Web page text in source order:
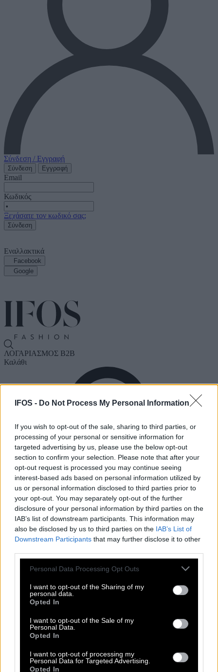
IFOS - Do Not Process My Personal Information
If you wish to opt-out of the sale, sharing to third parties, or
processing of your personal or sensitive information for
targeted advertising by us, please use the below opt-out
section to confirm your selection. Please note that after your
opt-out request is processed you may continue seeing
interest-based ads based on personal information utilized by
us or personal information disclosed to third parties prior to
your opt-out. You may separately opt-out of the further
disclosure of your personal information by third parties on the
IAB’s list of downstream participants. This information may
also be disclosed by us to third parties on the IAB’s List of
Downstream Participants that may further disclose it to other
Please note that this website/app uses one or more Google
not limited to your visit or usage behaviour. You may click to
grant or deny consent to Google and its third-party tags to
use your data for below specified purposes in below Google
consent section.
Personal Data Processing Opt Outs
I want to opt-out of the Sharing of my
personal data.
Opted In
I want to opt-out of the Sale of my
Personal Data.
Opted In
I want to opt-out of processing my
Personal Data for Targeted Advertising.
Opted In
Σύνδεση / Εγγραφή
Σύνδεση Εγγραφή
Email
Κωδικός
Ξεχάσατε τον κωδικό σας;
Σύνδεση
Εναλλακτικά
Facebook
Google
ΛΟΓΑΡΙΑΣΜΟΣ B2B
Καλάθι
Δεν υπάρχουν προϊόντα στο καλάθι σας.
Δωρεάν μεταφορικά άνω των 40€
0 €
Προσθέστε Προϊόντα στο Καλάθι
Πολιτική Επιστροφών